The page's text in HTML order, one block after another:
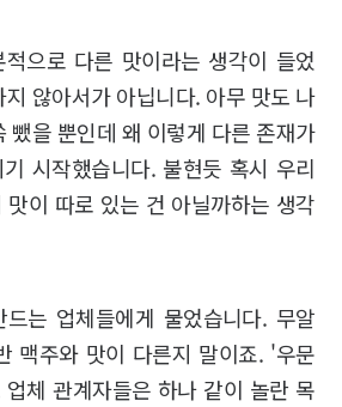
으로 다른 맛이라는 생각이 들었
않아서가 아닙니다. 아무 맛도 나
뺐을 뿐인데 왜 이렇게 다른 존재가
시작했습니다. 불현듯 혹시 우리
이 따로 있는 건 아닐까하는 생각
는 업체들에게 물었습니다. 무알
맥주와 맛이 다른지 말이죠. '우문
체 관계자들은 하나 같이 놀란 목